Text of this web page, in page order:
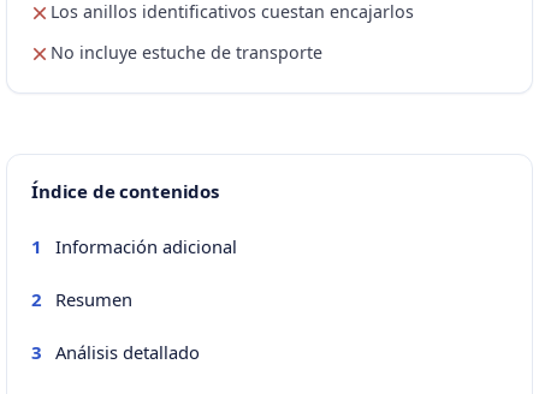
Los anillos identificativos cuestan encajarlos
No incluye estuche de transporte
Índice de contenidos
1 Información adicional
2 Resumen
3 Análisis detallado